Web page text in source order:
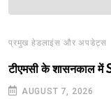
प्रमुख हेडलाइंस और अपडेट्स
टीएमसी के शासनकाल में
AUGUST 7, 2026